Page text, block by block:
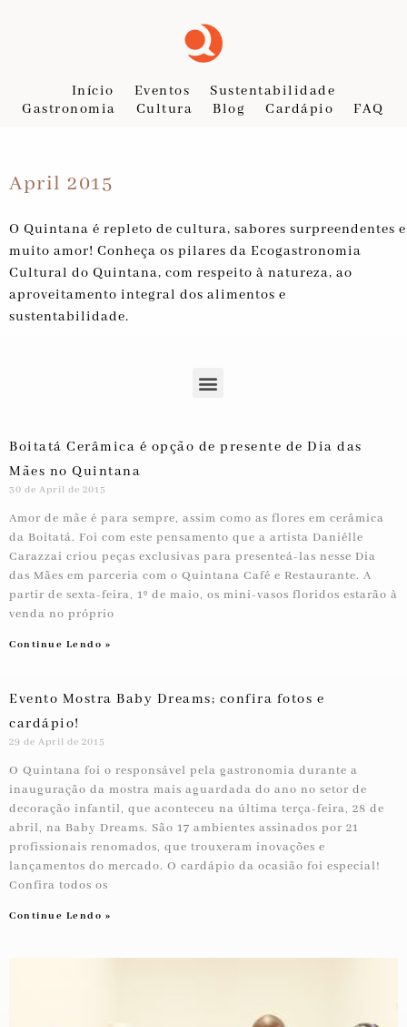
Início Eventos
Sustentabilidade
Gastronomia
Cultura Blog Cardápio FAQ
April 2015
O Quintana é repleto de cultura, sabores surpreendentes e
muito amor! Conheça os pilares da Ecogastronomia
Cultural do Quintana, com respeito à natureza, ao
aproveitamento integral dos alimentos e
sustentabilidade.
Boitatá Cerâmica é opção de presente de Dia das
Mães no Quintana
30 de April de 2015
Amor de mãe é para sempre, assim como as flores em cerâmica
da Boitatá. Foi com este pensamento que a artista Daniélle
Carazzai criou peças exclusivas para presenteá-las nesse Dia
das Mães em parceria com o Quintana Café e Restaurante. A
partir de sexta-feira, 1º de maio, os mini-vasos floridos estarão à
venda no próprio
Continue Lendo »
Evento Mostra Baby Dreams; confira fotos e
cardápio!
29 de April de 2015
O Quintana foi o responsável pela gastronomia durante a
inauguração da mostra mais aguardada do ano no setor de
decoração infantil, que aconteceu na última terça-feira, 28 de
abril, na Baby Dreams. São 17 ambientes assinados por 21
profissionais renomados, que trouxeram inovações e
lançamentos do mercado. O cardápio da ocasião foi especial!
Confira todos os
Continue Lendo »